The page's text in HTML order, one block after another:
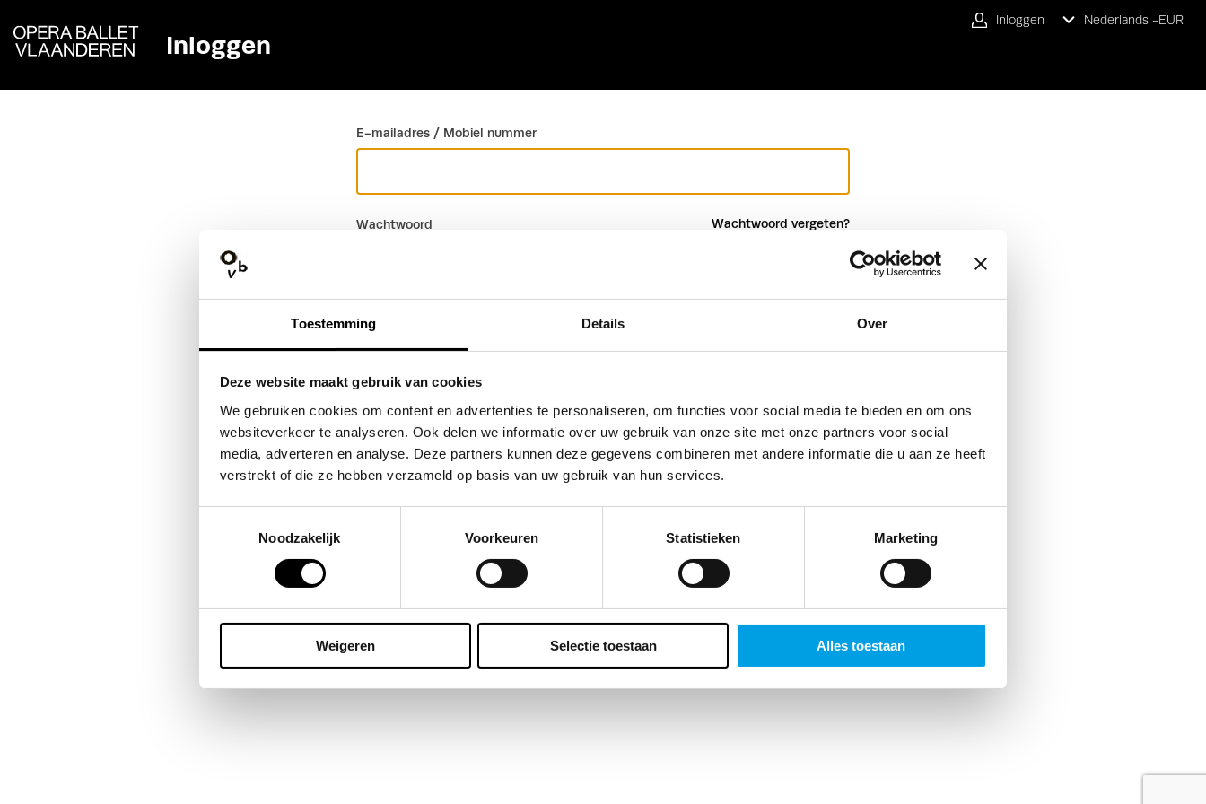
Toestemming Details Over
Deze website maakt gebruik van cookies
We gebruiken cookies om content en advertenties te personaliseren, om functies voor social media te bieden en om ons
websiteverkeer te analyseren. Ook delen we informatie over uw gebruik van onze site met onze partners voor social
media, adverteren en analyse. Deze partners kunnen deze gegevens combineren met andere informatie die u aan ze heeft
verstrekt of die ze hebben verzameld op basis van uw gebruik van hun services.
Noodzakelijk
Voorkeuren Statistieken Marketing
Weigeren Selectie toestaan Alles toestaan
Ga terug
Inloggen
Inloggen Nederlands -EUR
E-mailadres / Mobiel nummer
Wachtwoord Wachtwoord vergeten?
Beste klant, we vragen zo meteen naar je geboortedatum. Waarom? Enerzijds
omdat ons dat belangrijke inzichten geeft over de leeftijd van ons
publieksbestand maar er zit ook voor jou een bonus aan vast. Wat precies? Dat
blijft een verrassing voor je verjaardag. Vergeet het veld dus niet in te vullen.